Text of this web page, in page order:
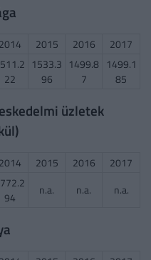
2014 2015 2016
2017
22
1533.3
96
1499.8
7
1499.1
85
üzletek
2014 2015 2016
2017
94
n.a. n.a. n.a.